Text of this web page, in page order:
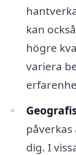
kan
högre
variera
dig. I